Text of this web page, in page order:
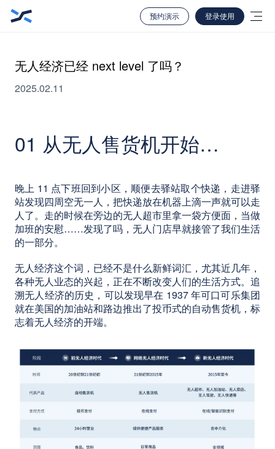
预约演示 登录使用
无人经济已经 next level 了吗？
2025.02.11
01 从无人售货机开始…
晚上 11 点下班回到小区，顺便去驿站取个快递，走进驿
站发现四周空无一人，把快递放在机器上滴一声就可以走
人了。走的时候在旁边的无人超市里拿一袋方便面，当做
加班的安慰……发现了吗，无人门店早就接管了我们生活
的一部分。
无人经济这个词，已经不是什么新鲜词汇，尤其近几年，
各种无人业态的兴起，正在不断改变人们的生活方式。追
溯无人经济的历史，可以发现早在 1937 年可口可乐集团
就在美国的加油站和路边推出了投币式的自动售货机，标
志着无人经济的开端。